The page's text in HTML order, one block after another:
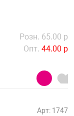
Розн. 65.00 р
Опт. 44.00 р
Арт: 1747